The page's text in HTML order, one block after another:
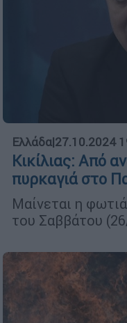
Ελλάδα|27.10.2024
Κικίλιας: Από
πυρκαγιά στο
Μαίνεται η
του Σαββάτου